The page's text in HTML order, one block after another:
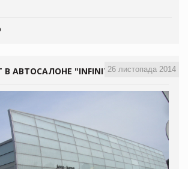
26 листопада 2014
АВТОСАЛОНЕ "INFINITI"